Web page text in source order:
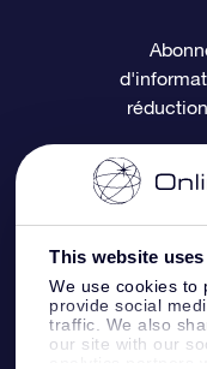
This website
We use cookies to
provide social
traffic. We also
our site with our
Questions
Revues
Carte cadeau
Page
Un million
Écran de
Appli Voler
Informations
Informations
Politique de
Constellations